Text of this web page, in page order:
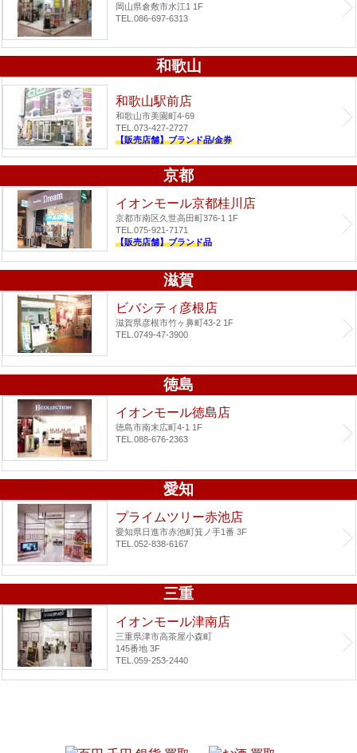
岡山県倉敷市水江1 1F
TEL.086-697-6313
和歌山
和歌山駅前店
和歌山市美園町4-69
TEL.073-427-2727
【販売店舗】ブランド品/金券
京都
イオンモール京都桂川店
京都市南区久世高田町376-1 1F
TEL.075-921-7171
【販売店舗】ブランド品
滋賀
ビバシティ彦根店
滋賀県彦根市竹ヶ鼻町43-2 1F
TEL.0749-47-3900
徳島
イオンモール徳島店
徳島市南末広町4-1 1F
TEL.088-676-2363
愛知
プライムツリー赤池店
愛知県日進市赤池町箕ノ手1番 3F
TEL.052-838-6167
三重
イオンモール津南店
三重県津市高茶屋小森町
145番地 3F
TEL.059-253-2440